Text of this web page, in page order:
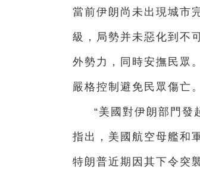
當前伊朗尚未出現城市
級，局勢并未惡化到不
外勢力，同時安撫民眾
嚴格控制避免民眾傷亡。
“美國對伊朗部門發
指出，美國航空母艦和
特朗普近期因其下令突